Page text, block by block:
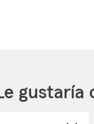
gustaría